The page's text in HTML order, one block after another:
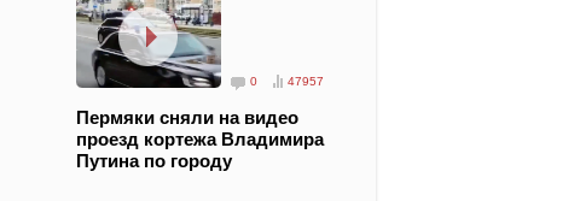
0 47957
Пермяки сняли на видео
проезд кортежа Владимира
Путина по городу